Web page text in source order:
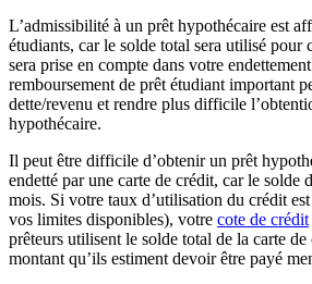
L’admissibilité à un prêt hypothécaire est
étudiants, car le solde total sera utilisé pour
sera prise en compte dans votre
remboursement de prêt étudiant important
dette/revenu et rendre plus difficile
hypothécaire.
Il peut être difficile d’obtenir un prêt
endetté par une carte de crédit, car le solde
mois. Si votre taux d’utilisation du crédit
vos limites disponibles), votre cote de crédit
prêteurs utilisent le solde total de la carte
montant qu’ils estiment devoir être payé